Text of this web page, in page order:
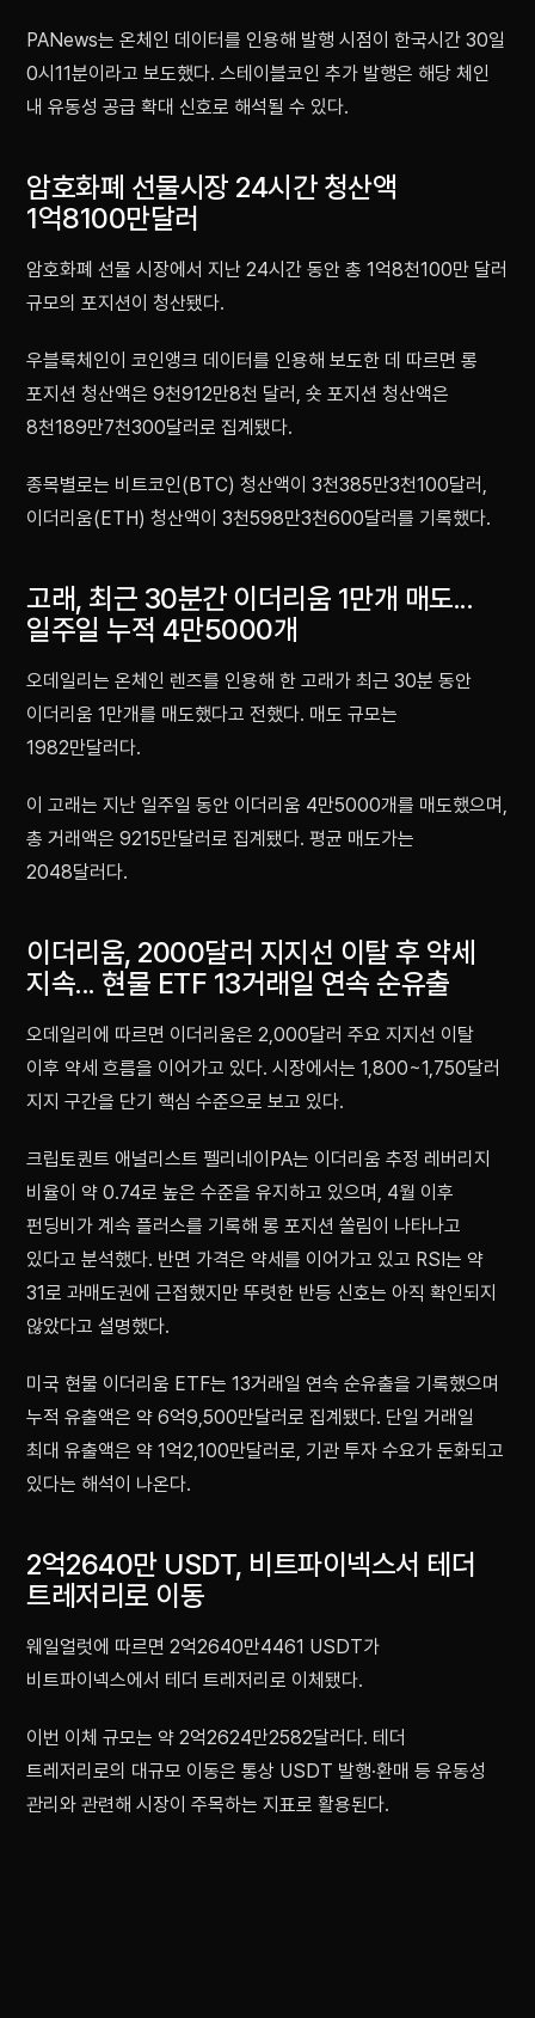
PANews는 온체인 데이터를 인용해 발행 시점이 한국시간 30일
0시11분이라고 보도했다. 스테이블코인 추가 발행은 해당 체인
내 유동성 공급 확대 신호로 해석될 수 있다.
암호화폐 선물시장 24시간 청산액
1억8100만달러
암호화폐 선물 시장에서 지난 24시간 동안 총 1억8천100만 달러
규모의 포지션이 청산됐다.
우블록체인이 코인앵크 데이터를 인용해 보도한 데 따르면 롱
포지션 청산액은 9천912만8천 달러, 숏 포지션 청산액은
8천189만7천300달러로 집계됐다.
종목별로는 비트코인(BTC) 청산액이 3천385만3천100달러,
이더리움(ETH) 청산액이 3천598만3천600달러를 기록했다.
고래, 최근 30분간 이더리움 1만개 매도...
일주일 누적 4만5000개
오데일리는 온체인 렌즈를 인용해 한 고래가 최근 30분 동안
이더리움 1만개를 매도했다고 전했다. 매도 규모는
1982만달러다.
이 고래는 지난 일주일 동안 이더리움 4만5000개를 매도했으며,
총 거래액은 9215만달러로 집계됐다. 평균 매도가는
2048달러다.
이더리움, 2000달러 지지선 이탈 후 약세
지속... 현물 ETF 13거래일 연속 순유출
오데일리에 따르면 이더리움은 2,000달러 주요 지지선 이탈
이후 약세 흐름을 이어가고 있다. 시장에서는 1,800~1,750달러
지지 구간을 단기 핵심 수준으로 보고 있다.
크립토퀀트 애널리스트 펠리네이PA는 이더리움 추정 레버리지
비율이 약 0.74로 높은 수준을 유지하고 있으며, 4월 이후
펀딩비가 계속 플러스를 기록해 롱 포지션 쏠림이 나타나고
있다고 분석했다. 반면 가격은 약세를 이어가고 있고 RSI는 약
31로 과매도권에 근접했지만 뚜렷한 반등 신호는 아직 확인되지
않았다고 설명했다.
미국 현물 이더리움 ETF는 13거래일 연속 순유출을 기록했으며
누적 유출액은 약 6억9,500만달러로 집계됐다. 단일 거래일
최대 유출액은 약 1억2,100만달러로, 기관 투자 수요가 둔화되고
있다는 해석이 나온다.
2억2640만 USDT, 비트파이넥스서 테더
트레저리로 이동
웨일얼럿에 따르면 2억2640만4461 USDT가
비트파이넥스에서 테더 트레저리로 이체됐다.
이번 이체 규모는 약 2억2624만2582달러다. 테더
트레저리로의 대규모 이동은 통상 USDT 발행·환매 등 유동성
관리와 관련해 시장이 주목하는 지표로 활용된다.